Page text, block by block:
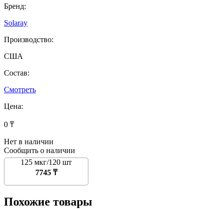
Бренд:
Solaray
Производство:
США
Состав:
Смотреть
Цена:
0 ₸
Нет в наличии
Сообщить о наличии
125 мкг/120 шт
7745 ₸
Похожие товары